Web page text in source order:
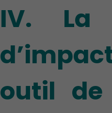
IV. La
outil de